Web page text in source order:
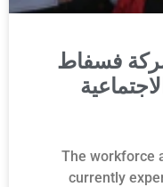
فسفاط
The workforce
currently